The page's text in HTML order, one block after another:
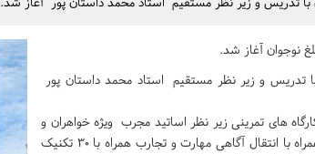
نوجوان آغاز شد.
تدریس و زیر نظر مستقیم استاد محمد داستان پور
های تمرینی زیر نظر اساتید مجرب ويژه خواهران و
بردران دستاورد های دوره فشرده همراه با انتقال آگاهی مهارت و تجارب همراه با ۳۰ تکنیک